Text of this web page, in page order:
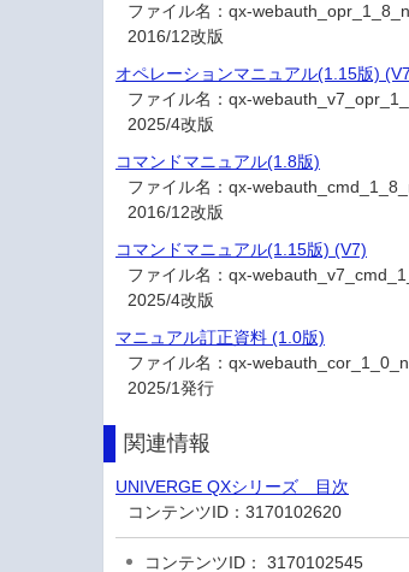
ファイル名：qx-
2016/12改版
オペレーションマニュアル(1.15版)
ファイル名：qx-
2025/4改版
コマンドマニュアル(1.8版)
ファイル名：qx-
2016/12改版
コマンドマニュアル(1.15版) (V7)
ファイル名：qx-
2025/4改版
マニュアル訂正資料 (1.0版)
ファイル名：qx-
2025/1発行
関連情報
UNIVERGE QXシリーズ 目次
コンテンツID：3170102620
コンテンツID： 3170102545